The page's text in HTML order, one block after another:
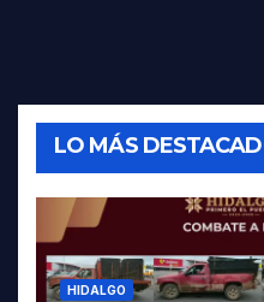
LO MÁS
HIDALGO